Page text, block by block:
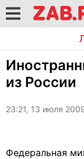
из России
23:21, 13 июля
Федеральная